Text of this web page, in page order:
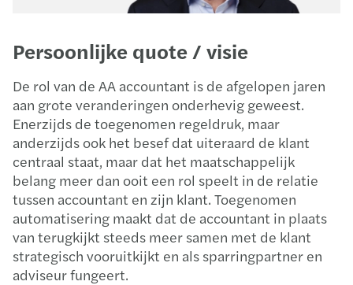
Persoonlijke quote / visie
De rol van de AA accountant is de afgelopen jaren
aan grote veranderingen onderhevig geweest.
Enerzijds de toegenomen regeldruk, maar
anderzijds ook het besef dat uiteraard de klant
centraal staat, maar dat het maatschappelijk
belang meer dan ooit een rol speelt in de relatie
tussen accountant en zijn klant. Toegenomen
automatisering maakt dat de accountant in plaats
van terugkijkt steeds meer samen met de klant
strategisch vooruitkijkt en als sparringpartner en
adviseur fungeert.